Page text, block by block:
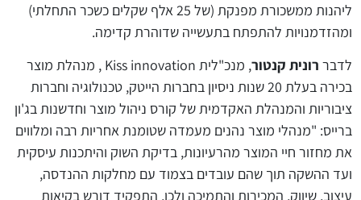
ליהנות ממשכורת מפנקת (של 25 אלף שקלים כשכר התחלתי)
ומהזדמנויות להתפתח בתעשייה שדוהרת קדימה.
לדבר רונית קנטור, מנכ"לית Kiss innovation , מנהלת מוצר
בכירה בעלת 20 שנות ניסיון בחברות הייטק, טכנולוגיה וחברות
ציבוריות והמנהלת האקדמית של קורס ניהול מוצר וחדשנות בג'ון
ברייס: "מנהלי מוצר נהנים מעמדה שטומנת אחריות רבה ומלווים
את מחזור חיי המוצר מהרעיונות, בדיקת השוק והיתכנות עיסקית
ועד ההשקה תוך שהם עובדים בצמוד עם מחלקות ההנדסה,
עיצוב, שיווק, המכירות והתמיכה ולכן, התפקיד דורש בקיאות